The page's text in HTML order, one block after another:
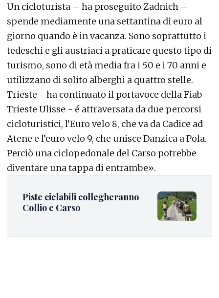
Un cicloturista – ha proseguito Zadnich –
spende mediamente una settantina di euro al
giorno quando è in vacanza. Sono soprattutto i
tedeschi e gli austriaci a praticare questo tipo di
turismo, sono di età media fra i 50 e i 70 anni e
utilizzano di solito alberghi a quattro stelle.
Trieste - ha continuato il portavoce della Fiab
Trieste Ulisse - é attraversata da due percorsi
cicloturistici, l’Euro velo 8, che va da Cadice ad
Atene e l’euro velo 9, che unisce Danzica a Pola.
Perciò una ciclopedonale del Carso potrebbe
diventare una tappa di entrambe».
Piste ciclabili collegheranno
Collio e Carso